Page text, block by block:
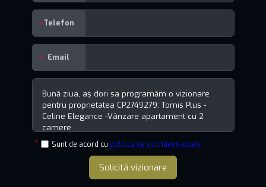
Telefon
Email
Sunt de acord cu politica de confidențialitate
Solicită vizionare